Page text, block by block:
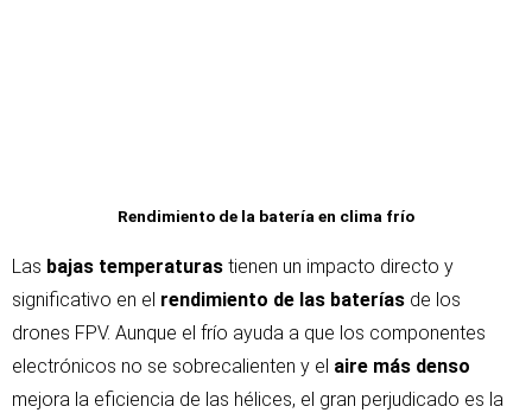
Rendimiento de la batería en clima frío
Las bajas temperaturas tienen un impacto directo y
significativo en el rendimiento de las baterías de los
drones FPV. Aunque el frío ayuda a que los componentes
electrónicos no se sobrecalienten y el aire más denso
mejora la eficiencia de las hélices, el gran perjudicado es la